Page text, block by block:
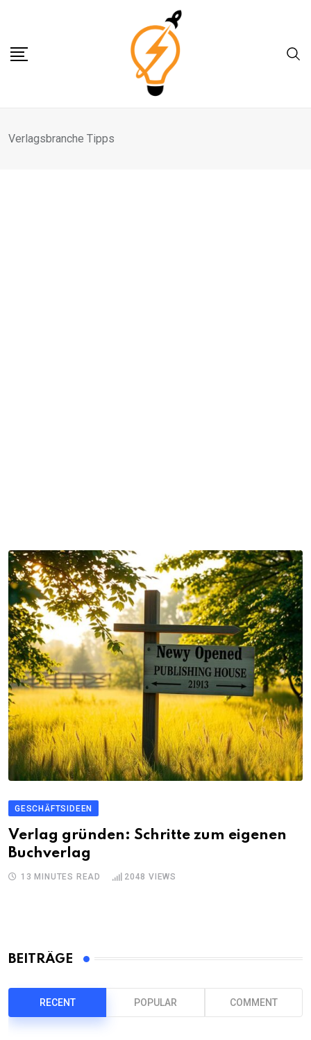
content
Verlagsbranche Tipps
GESCHÄFTSIDEEN
Verlag gründen: Schritte zum eigenen
Buchverlag
13 MINUTES READ 2048 VIEWS
BEITRÄGE
RECENT POPULAR COMMENT